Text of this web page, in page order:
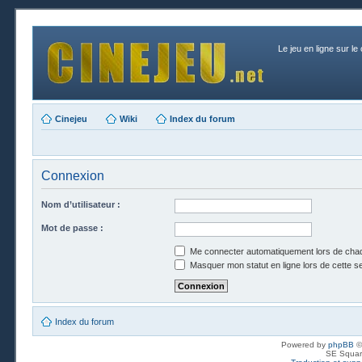
Le jeu en ligne sur le
Cinejeu Wiki Index du forum
Connexion
Nom d’utilisateur :
Mot de passe :
Me connecter automatiquement lors de
Masquer mon statut en ligne lors de cette
Index du forum
Powered by phpBB
SE